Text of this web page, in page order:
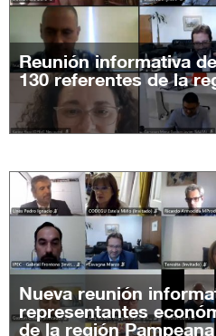
Reunión informativa
130 referentes de la
Nueva reunión
representantes
de la región Pampeana